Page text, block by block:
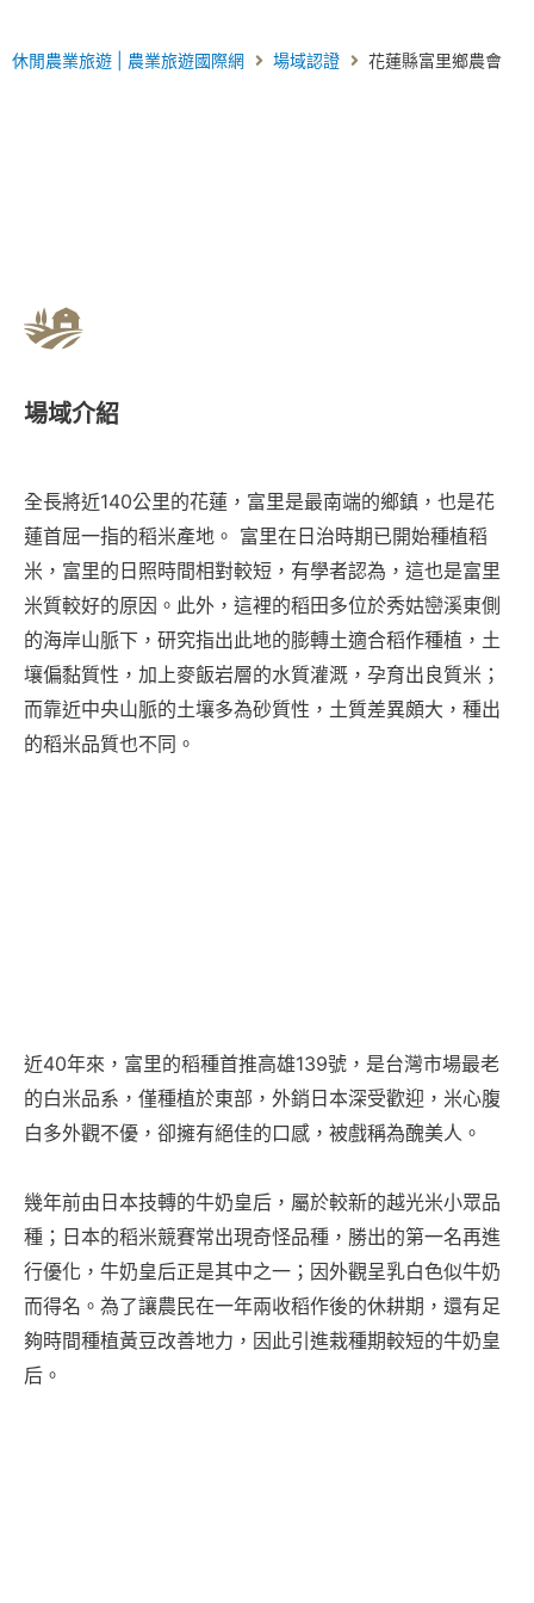
休閒農業旅遊 | 農業旅遊國際網 場域認證 花蓮縣富里鄉農會
場域介紹
全長將近140公里的花蓮，富里是最南端的鄉鎮，也是花
蓮首屈一指的稻米產地。 富里在日治時期已開始種植稻
米，富里的日照時間相對較短，有學者認為，這也是富里
米質較好的原因。此外，這裡的稻田多位於秀姑巒溪東側
的海岸山脈下，研究指出此地的膨轉土適合稻作種植，土
壤偏黏質性，加上麥飯岩層的水質灌溉，孕育出良質米；
而靠近中央山脈的土壤多為砂質性，土質差異頗大，種出
的稻米品質也不同。
近40年來，富里的稻種首推高雄139號，是台灣市場最老
的白米品系，僅種植於東部，外銷日本深受歡迎，米心腹
白多外觀不優，卻擁有絕佳的口感，被戲稱為醜美人。
幾年前由日本技轉的牛奶皇后，屬於較新的越光米小眾品
種；日本的稻米競賽常出現奇怪品種，勝出的第一名再進
行優化，牛奶皇后正是其中之一；因外觀呈乳白色似牛奶
而得名。為了讓農民在一年兩收稻作後的休耕期，還有足
夠時間種植黃豆改善地力，因此引進栽種期較短的牛奶皇
后。